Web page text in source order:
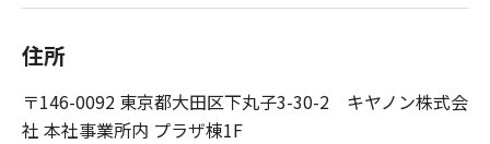
住所
〒146-0092 東京都大田区下丸子3-30-2 キヤノン株式会
社 本社事業所内 プラザ棟1F